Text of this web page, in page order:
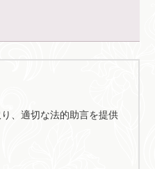
、適切な法的助言を提供